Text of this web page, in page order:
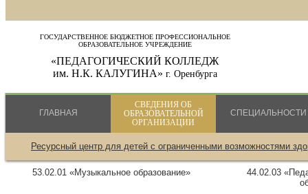
ГОСУДАРСТВЕННОЕ БЮДЖЕТНОЕ ПРОФЕССИОНАЛЬНОЕ
ОБРАЗОВАТЕЛЬНОЕ УЧРЕЖДЕНИЕ
«ПЕДАГОГИЧЕСКИЙ КОЛЛЕДЖ
им. Н.К. КАЛУГИНА» г. Оренбурга
ГЛАВНАЯ
СВЕДЕНИЯ ОБ
ОБРАЗОВАТЕЛЬНОЙ
ОРГАНИЗАЦИИ
СПЕЦИАЛЬНОСТИ
Ресурсный центр для детей с ограниченными возможностями
53.02.01 «Музыкальное образование»
44.02.03